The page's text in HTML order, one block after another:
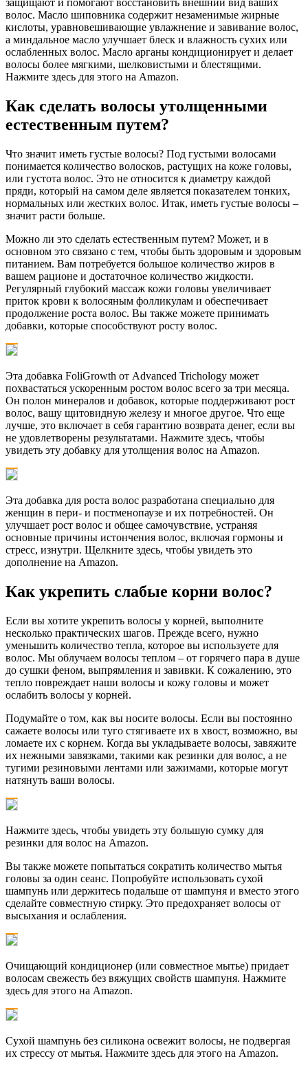
защищают и помогают восстановить внешний вид ваших
волос. Масло шиповника содержит незаменимые жирные
кислоты, уравновешивающие увлажнение и завивание волос,
а миндальное масло улучшает блеск и влажность сухих или
ослабленных волос. Масло арганы кондиционирует и делает
волосы более мягкими, шелковистыми и блестящими.
Нажмите здесь для этого на Amazon.
Как сделать волосы утолщенными
естественным путем?
Что значит иметь густые волосы? Под густыми волосами
понимается количество волосков, растущих на коже головы,
или густота волос. Это не относится к диаметру каждой
пряди, который на самом деле является показателем тонких,
нормальных или жестких волос. Итак, иметь густые волосы –
значит расти больше.
Можно ли это сделать естественным путем? Может, и в
основном это связано с тем, чтобы быть здоровым и здоровым
питанием. Вам потребуется большое количество жиров в
вашем рационе и достаточное количество жидкости.
Регулярный глубокий массаж кожи головы увеличивает
приток крови к волосяным фолликулам и обеспечивает
продолжение роста волос. Вы также можете принимать
добавки, которые способствуют росту волос.
Эта добавка FoliGrowth от Advanced Trichology может
похвастаться ускоренным ростом волос всего за три месяца.
Он полон минералов и добавок, которые поддерживают рост
волос, вашу щитовидную железу и многое другое. Что еще
лучше, это включает в себя гарантию возврата денег, если вы
не удовлетворены результатами. Нажмите здесь, чтобы
увидеть эту добавку для утолщения волос на Amazon.
Эта добавка для роста волос разработана специально для
женщин в пери- и постменопаузе и их потребностей. Он
улучшает рост волос и общее самочувствие, устраняя
основные причины истончения волос, включая гормоны и
стресс, изнутри. Щелкните здесь, чтобы увидеть это
дополнение на Amazon.
Как укрепить слабые корни волос?
Если вы хотите укрепить волосы у корней, выполните
несколько практических шагов. Прежде всего, нужно
уменьшить количество тепла, которое вы используете для
волос. Мы облучаем волосы теплом – от горячего пара в душе
до сушки феном, выпрямления и завивки. К сожалению, это
тепло повреждает наши волосы и кожу головы и может
ослабить волосы у корней.
Подумайте о том, как вы носите волосы. Если вы постоянно
сажаете волосы или туго стягиваете их в хвост, возможно, вы
ломаете их с корнем. Когда вы укладываете волосы, завяжите
их нежными завязками, такими как резинки для волос, а не
тугими резиновыми лентами или зажимами, которые могут
натянуть ваши волосы.
Нажмите здесь, чтобы увидеть эту большую сумку для
резинки для волос на Amazon.
Вы также можете попытаться сократить количество мытья
головы за один сеанс. Попробуйте использовать сухой
шампунь или держитесь подальше от шампуня и вместо этого
сделайте совместную стирку. Это предохраняет волосы от
высыхания и ослабления.
Очищающий кондиционер (или совместное мытье) придает
волосам свежесть без вяжущих свойств шампуня. Нажмите
здесь для этого на Amazon.
Сухой шампунь без силикона освежит волосы, не подвергая
их стрессу от мытья. Нажмите здесь для этого на Amazon.